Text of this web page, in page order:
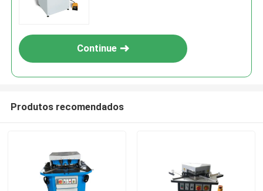
Continue
Produtos recomendados